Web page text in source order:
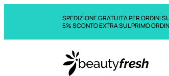
SPEDIZIONE GRATUITA PER ORDINI
5% SCONTO EXTRA SUL PRIMO